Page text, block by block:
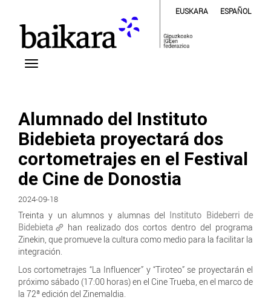
EUSKARA ESPAÑOL
Alumnado del Instituto
Bidebieta proyectará dos
cortometrajes en el Festival
de Cine de Donostia
2024-09-18
Treinta y un alumnos y alumnas del Instituto Bideberri de
Bidebieta
han realizado dos cortos dentro del programa
Zinekin, que promueve la cultura como medio para la facilitar la
integración.
Los cortometrajes “La Influencer” y “Tiroteo” se proyectarán el
próximo sábado (17:00 horas) en el Cine Trueba, en el marco de
la 72ª edición del Zinemaldia.